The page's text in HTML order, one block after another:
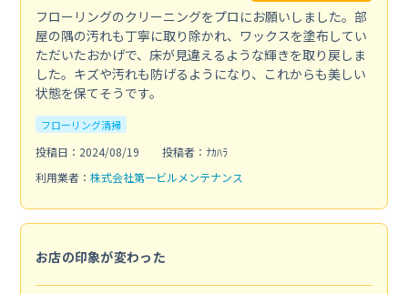
フローリングのクリーニングをプロにお願いしました。部
屋の隅の汚れも丁寧に取り除かれ、ワックスを塗布してい
ただいたおかげで、床が見違えるような輝きを取り戻しま
した。キズや汚れも防げるようになり、これからも美しい
状態を保てそうです。
フローリング清掃
投稿日：2024/08/19
投稿者：ﾅｶﾊﾗ
利用業者： 株式会社第一ビルメンテナンス
お店の印象が変わった